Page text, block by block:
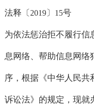
法释〔 2019〕 15号
为依法惩治拒不履行信
息网络、帮助信息网络
序，根据《中华人民共
诉讼法》的规定，现就